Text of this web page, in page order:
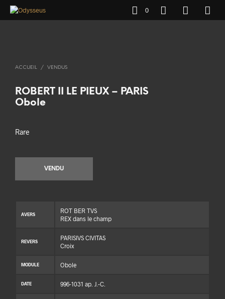
0
ACCUEIL / VENDUS
ROBERT II LE PIEUX – PARIS
Obole
Rare
VENDU
AVERS
ROT BER TVS
REX dans le champ
REVERS
PARISIVS CIVITAS
Croix
MODULE Obole
DATE 996-1031 ap. J.-C.